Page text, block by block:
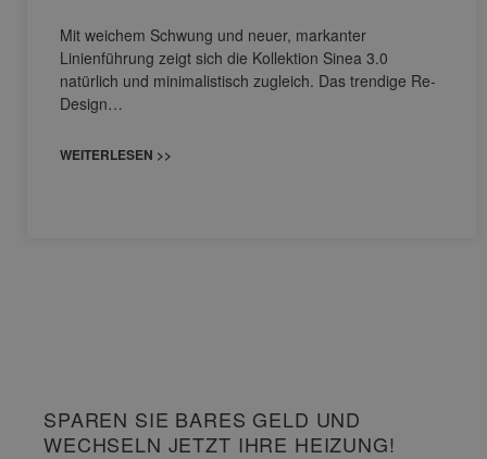
Mit weichem Schwung und neuer, markanter
Linienführung zeigt sich die Kollektion Sinea 3.0
natürlich und minimalistisch zugleich. Das trendige Re-
Design…
WEITERLESEN >>
SPAREN SIE BARES GELD UND
WECHSELN JETZT IHRE HEIZUNG!